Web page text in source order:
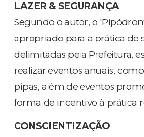
LAZER & SEGURANÇA
Segundo o autor, o
apropriado para a prática de
delimitadas pela Prefeitura,
realizar eventos anuais,
pipas, além de eventos
forma de incentivo à prática
CONSCIENTIZAÇÃO